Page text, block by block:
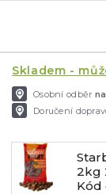
Boilies
výtažky z
Skladem -
Osobní odběr
Doručení
2kg
Kód